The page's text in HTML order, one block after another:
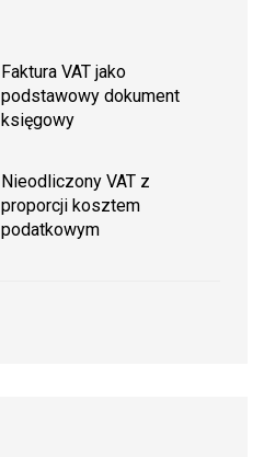
Faktura VAT jako
podstawowy dokument
księgowy
Nieodliczony VAT z
proporcji kosztem
podatkowym